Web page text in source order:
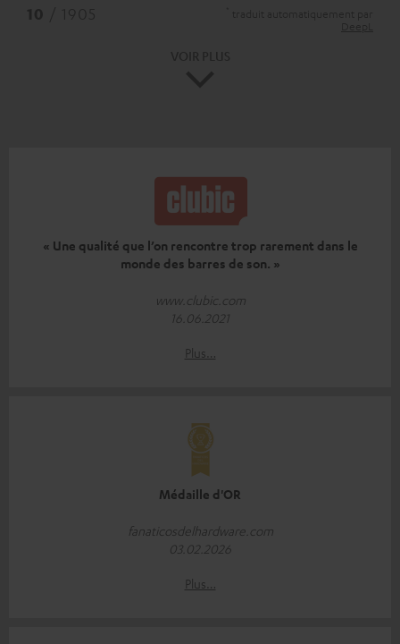
« Une qualité que l’on rencontre trop rarement dans le
monde des barres de son. »
www.clubic.com
16.06.2021
Plus…
Médaille d'OR
fanaticosdelhardware.com
03.02.2026
Plus…